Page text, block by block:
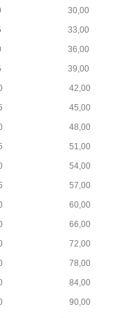
30,00
33,00
36,00
39,00
3,50 42,00
3,75 45,00
4,00 48,00
4,25 51,00
4,50 54,00
4,75 57,00
5,00 60,00
5,50 66,00
6,00 72,00
6,50 78,00
7,00 84,00
7,50 90,00